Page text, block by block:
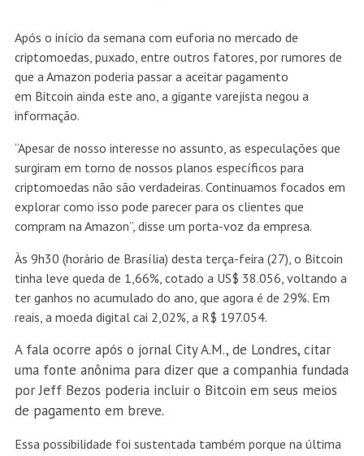
Após o início da semana com euforia no mercado de
criptomoedas, puxado, entre outros fatores, por rumores de
que a Amazon poderia passar a aceitar pagamento
em Bitcoin ainda este ano, a gigante varejista negou a
informação.
“Apesar de nosso interesse no assunto, as especulações que
surgiram em torno de nossos planos específicos para
criptomoedas não são verdadeiras. Continuamos focados em
explorar como isso pode parecer para os clientes que
compram na Amazon”, disse um porta-voz da empresa.
Às 9h30 (horário de Brasília) desta terça-feira (27), o Bitcoin
tinha leve queda de 1,66%, cotado a US$ 38.056, voltando a
ter ganhos no acumulado do ano, que agora é de 29%. Em
reais, a moeda digital cai 2,02%, a R$ 197.054.
A fala ocorre após o jornal City A.M., de Londres, citar
uma fonte anônima para dizer que a companhia fundada
por Jeff Bezos poderia incluir o Bitcoin em seus meios
de pagamento em breve.
Essa possibilidade foi sustentada também porque na última